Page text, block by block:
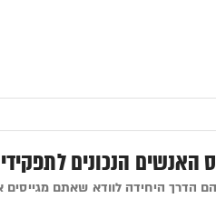
הם הדרך היחידה לוודא שאתם